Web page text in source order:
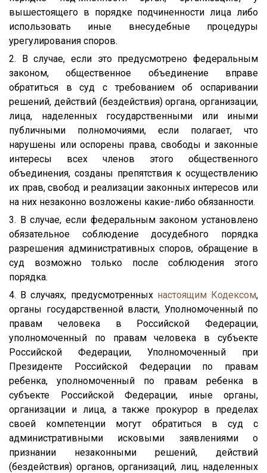
вышестоящего в порядке подчиненности лица либо
использовать иные внесудебные процедуры
урегулирования споров.
2. В случае, если это предусмотрено федеральным
законом, общественное объединение вправе
обратиться в суд с требованием об оспаривании
решений, действий (бездействия) органа, организации,
лица, наделенных государственными или иными
публичными полномочиями, если полагает, что
нарушены или оспорены права, свободы и законные
интересы всех членов этого общественного
объединения, созданы препятствия к осуществлению
их прав, свобод и реализации законных интересов или
на них незаконно возложены какие-либо обязанности.
3. В случае, если федеральным законом установлено
обязательное соблюдение досудебного порядка
разрешения административных споров, обращение в
суд возможно только после соблюдения этого
порядка.
4. В случаях, предусмотренных настоящим Кодексом,
органы государственной власти, Уполномоченный по
правам человека в Российской Федерации,
уполномоченный по правам человека в субъекте
Российской Федерации, Уполномоченный при
Президенте Российской Федерации по правам
ребенка, уполномоченный по правам ребенка в
субъекте Российской Федерации, иные органы,
организации и лица, а также прокурор в пределах
своей компетенции могут обратиться в суд с
административными исковыми заявлениями о
признании незаконными решений, действий
(бездействия) органов, организаций, лиц, наделенных